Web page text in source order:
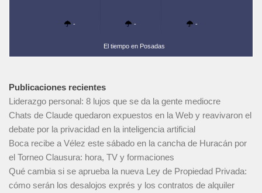
- - -
El tiempo en Posadas
Publicaciones recientes
Liderazgo personal: 8 lujos que se da la gente mediocre
Chats de Claude quedaron expuestos en la Web y reavivaron el
debate por la privacidad en la inteligencia artificial
Boca recibe a Vélez este sábado en la cancha de Huracán por
el Torneo Clausura: hora, TV y formaciones
Qué cambia si se aprueba la nueva Ley de Propiedad Privada:
cómo serán los desalojos exprés y los contratos de alquiler